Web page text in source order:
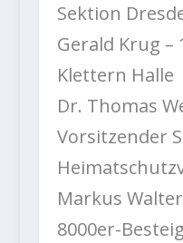
Sektion
Gerald Krug –
Klettern Halle
Dr. Thomas
Vorsitzender
Markus
8000er-